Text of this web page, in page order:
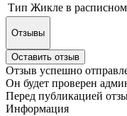
Тип Жикле в расписном
Отзывы
Оставить отзыв
Отзыв успешно
Он будет проверен
Перед публикацией
Информация